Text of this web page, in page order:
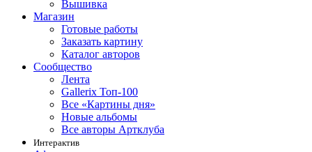
Вышивка
Магазин
Готовые работы
Заказать картину
Каталог авторов
Сообщество
Лента
Gallerix Топ-100
Все «Картины дня»
Новые альбомы
Все авторы Артклуба
Интерактив